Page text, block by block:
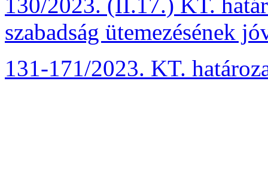
130/2023. (II.17.) KT.
szabadság ütemezésének
131-171/2023. KT.